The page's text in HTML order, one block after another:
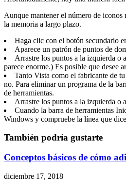
Aunque mantener el número de iconos
la memoria a largo plazo.
Haga clic con el botón secundario
Aparece un patrón de puntos de
Arrastre los puntos a la izquierda o
parece enorme.) Es posible que desee
Tanto Vista como el fabricante de
no. Para eliminar un programa de la
de herramientas.
Arrastre los puntos a la izquierda o
Cuando la barra de herramientas
Windows y compruebe la línea que
También podría gustarte
Conceptos básicos de cómo
diciembre 17, 2018